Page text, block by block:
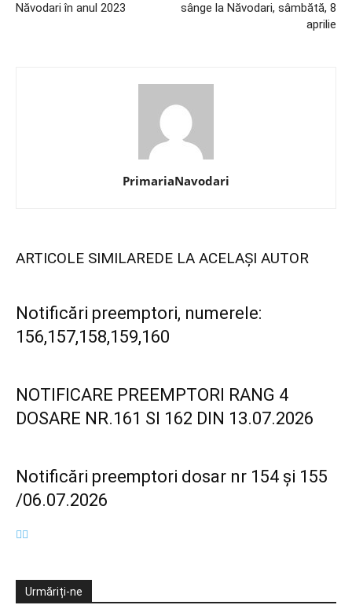
Năvodari în anul 2023
sânge la Năvodari, sâmbătă, 8
aprilie
PrimariaNavodari
ARTICOLE SIMILAREDE LA ACELAȘI AUTOR
Notificări preemptori, numerele:
156,157,158,159,160
NOTIFICARE PREEMPTORI RANG 4
DOSARE NR.161 SI 162 DIN 13.07.2026
Notificări preemptori dosar nr 154 și 155
/06.07.2026
Urmăriți-ne